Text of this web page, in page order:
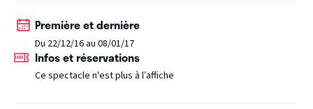
Première et dernière
Du 22/12/16 au 08/01/17
Infos et réservations
Ce spectacle n'est plus à l’affiche